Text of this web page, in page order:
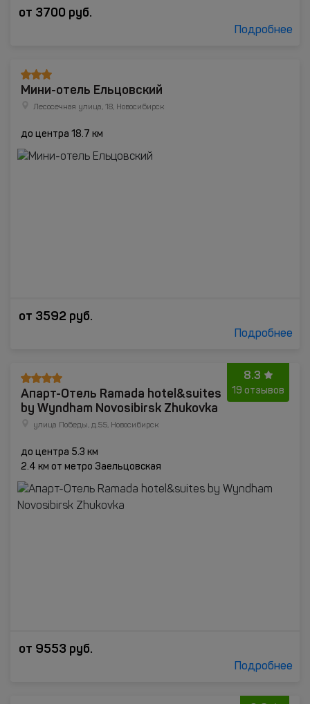
от 3700 руб.
Подробнее
Мини-отель Ельцовский
Лесосечная улица, 18, Новосибирск
до центра 18.7 км
от 3592 руб.
Подробнее
8.3
19 отзывов
Апарт-Отель Ramada hotel&suites
by Wyndham Novosibirsk Zhukovka
улица Победы, д.55, Новосибирск
до центра 5.3 км
2.4 км от метро Заельцовская
от 9553 руб.
Подробнее